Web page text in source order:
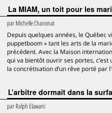
La MIAM, un toit pour les
parMichelle Chanonat
Depuis quelques années, le Québec
puppetboom » tant les arts de la
précédent. Avec la Maison
qui va bientôt ouvrir ses portes, c’est
la concrétisation d’un rêve porté par
L’arbitre dormait dans la
parRalph Elawani